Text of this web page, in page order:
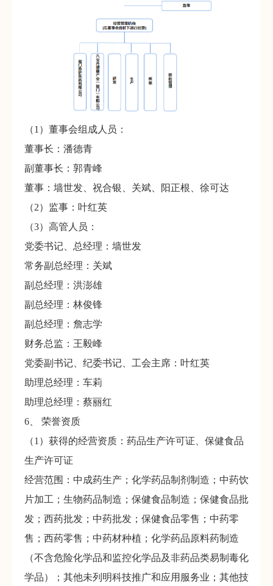
（1）董事会组成人员：
董事长：潘德青
副董事长：郭青峰
董事：墙世发、祝合银、关斌、阳正根、徐可达
（2）监事：叶红英
（3）高管人员：
党委书记、总经理：墙世发
常务副总经理：关斌
副总经理：洪澎雄
副总经理：林俊锋
副总经理：詹志学
财务总监：王毅峰
党委副书记、纪委书记、工会主席：叶红英
助理总经理：车莉
助理总经理：蔡丽红
6、 荣誉资质
（1）获得的经营资质：药品生产许可证、保健食品
生产许可证
经营范围：中成药生产；化学药品制剂制造；中药饮
片加工；生物药品制造；保健食品制造；保健食品批
发；西药批发；中药批发；保健食品零售；中药零
售；西药零售；中药材种植；化学药品原料药制造
（不含危险化学品和监控化学品及非药品类易制毒化
学品）；其他未列明科技推广和应用服务业；其他技